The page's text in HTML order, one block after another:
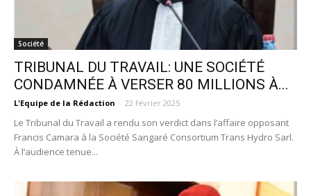
Société
TRIBUNAL DU TRAVAIL: UNE SOCIÉTÉ
CONDAMNÉE À VERSER 80 MILLIONS À...
L'Equipe de la Rédaction - 22 février 2025
Le Tribunal du Travail a rendu son verdict dans l’affaire opposant
Francis Camara à la Société Sangaré Consortium Trans Hydro Sarl.
À l’audience tenue...